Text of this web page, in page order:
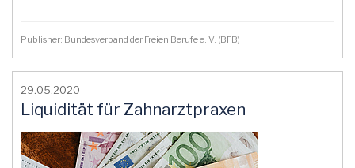
Publisher: Bundesverband der Freien Berufe e. V. (BFB)
29.05.2020
Liquidität für Zahnarztpraxen